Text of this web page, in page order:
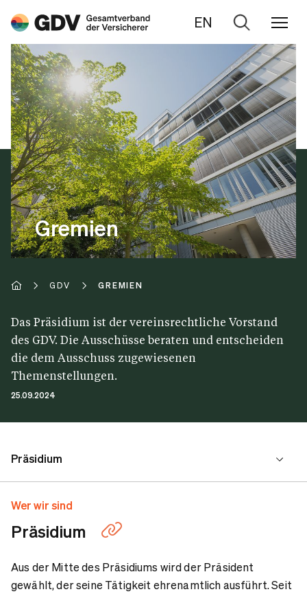
EN
Zur
Suche
Gremien
GDV GREMIEN
Das Präsidium ist der vereinsrechtliche Vorstand
des GDV. Die Ausschüsse beraten und entscheiden
die dem Ausschuss zugewiesenen
Themenstellungen.
25.09.2024
Präsidium
Präsidialausschüsse
Wer wir sind
Präsidium
Aus der Mitte des Präsidiums wird der Präsident
gewählt, der seine Tätigkeit ehrenamtlich ausführt. Seit